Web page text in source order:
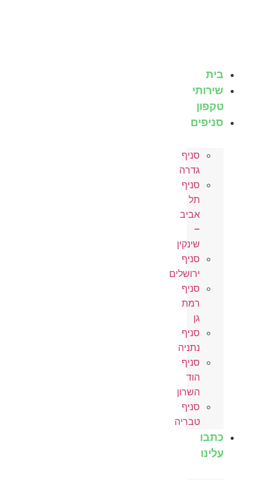
בית
שירותי
טקפון
סניפים
סניף
גדרה
סניף
תל
אביב
–
שינקין
סניף
ירושלים
סניף
רמת
גן
סניף
נתניה
סניף
הוד
השרון
סניף
טבריה
כתבו
עלינו